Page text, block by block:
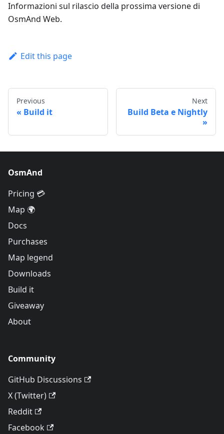
Informazioni sul rilascio della prossima versione di
OsmAnd Web.
Edit this page
Previous
Build it
Next
Build Beta e Nightly
OsmAnd
Pricing 💳
Map 🌍
Docs
Purchases
Map legend
Downloads
Build it
Giveaway
About
Community
GitHub Discussions
X (Twitter)
Reddit
Facebook